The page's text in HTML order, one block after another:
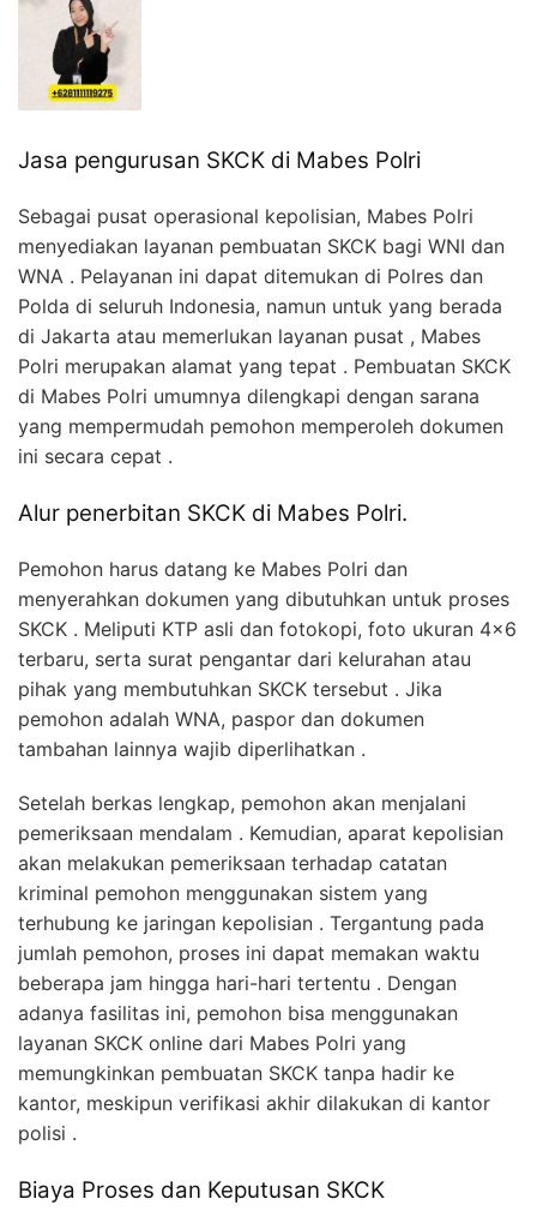
Jasa pengurusan SKCK di Mabes Polri
Sebagai pusat operasional kepolisian, Mabes Polri
menyediakan layanan pembuatan SKCK bagi WNI dan
WNA . Pelayanan ini dapat ditemukan di Polres dan
Polda di seluruh Indonesia, namun untuk yang berada
di Jakarta atau memerlukan layanan pusat , Mabes
Polri merupakan alamat yang tepat . Pembuatan SKCK
di Mabes Polri umumnya dilengkapi dengan sarana
yang mempermudah pemohon memperoleh dokumen
ini secara cepat .
Alur penerbitan SKCK di Mabes Polri.
Pemohon harus datang ke Mabes Polri dan
menyerahkan dokumen yang dibutuhkan untuk proses
SKCK . Meliputi KTP asli dan fotokopi, foto ukuran 4×6
terbaru, serta surat pengantar dari kelurahan atau
pihak yang membutuhkan SKCK tersebut . Jika
pemohon adalah WNA, paspor dan dokumen
tambahan lainnya wajib diperlihatkan .
Setelah berkas lengkap, pemohon akan menjalani
pemeriksaan mendalam . Kemudian, aparat kepolisian
akan melakukan pemeriksaan terhadap catatan
kriminal pemohon menggunakan sistem yang
terhubung ke jaringan kepolisian . Tergantung pada
jumlah pemohon, proses ini dapat memakan waktu
beberapa jam hingga hari-hari tertentu . Dengan
adanya fasilitas ini, pemohon bisa menggunakan
layanan SKCK online dari Mabes Polri yang
memungkinkan pembuatan SKCK tanpa hadir ke
kantor, meskipun verifikasi akhir dilakukan di kantor
polisi .
Biaya Proses dan Keputusan SKCK